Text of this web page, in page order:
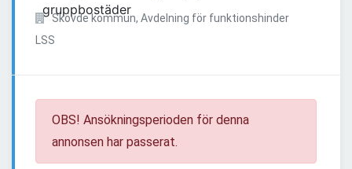
Skövde kommun, Avdelning för funktionshinder
LSS
OBS! Ansökningsperioden för denna
annonsen har passerat.